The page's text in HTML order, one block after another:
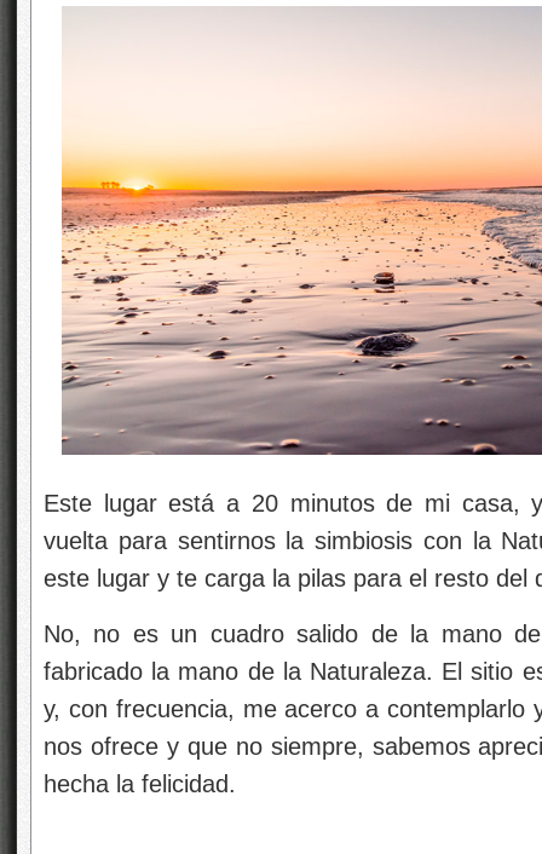
Este lugar está a 20 minutos de mi casa,
vuelta para sentirnos la simbiosis con la
este lugar y te carga la pilas para el resto del
No, no es un cuadro salido de la mano
fabricado la mano de la Naturaleza. El sitio
y, con frecuencia, me acerco a contemplarlo
nos ofrece y que no siempre, sabemos
hecha la felicidad.